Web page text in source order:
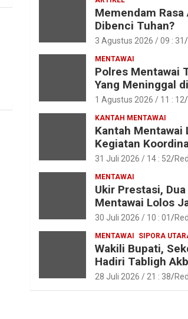
Memendam Rasa
Dibenci Tuhan?
3 Agustus 2026 / 09 : 31
MENTAWAI
Polres Mentawai
Yang Meninggal
Karamajat,
1 Agustus 2026 / 11 : 12
KANTAH MENTAWAI
Kantah Mentawai
Kegiatan
Aset Tanah
31 Juli 2026 / 14 : 52
MENTAWAI
Ukir Prestasi,
Mentawai Lolos
Paskibraka
30 Juli 2026 / 10 : 01
MENTAWAI SIPORA
Wakili Bupati,
Hadiri Tabligh
Tasyakuran Haji
Padang
28 Juli 2026 / 21 : 38